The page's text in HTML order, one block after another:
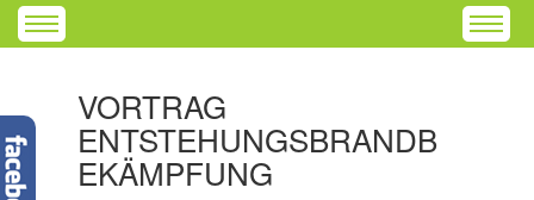
VORTRAG
ENTSTEHUNGSBRANDB
EKÄMPFUNG